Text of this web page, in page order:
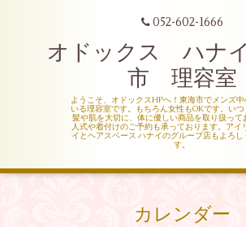
052-602-1666
オドックス ハナ
市 理容室
ようこそ、オドックスHPへ！東海市でメンズ
いる理容室です。もちろん女性もOKです。い
髪や肌を大切に、体に優しい商品を取り扱って
人式や着付けのご予約も承っております。アイ
イとヘアスペース ハナイのグループ店もよろし
す。
カレンダー